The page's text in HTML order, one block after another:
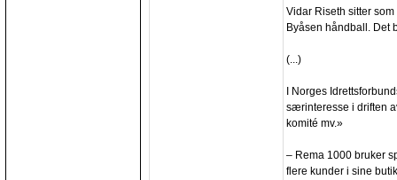
Vidar Riseth sitter
Byåsen håndball. Det
(...)
I Norges
særinteresse i driften
komité mv.»
– Rema 1000 bruker
flere kunder i sine